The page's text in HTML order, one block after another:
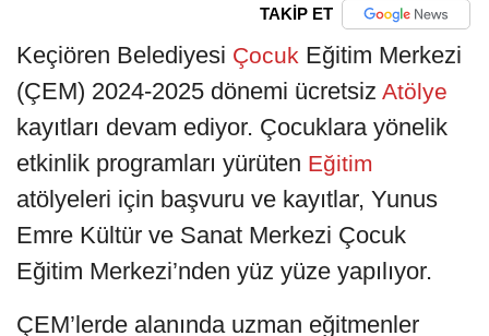
TAKİP ET
Keçiören Belediyesi Çocuk Eğitim Merkezi
(ÇEM) 2024-2025 dönemi ücretsiz Atölye
kayıtları devam ediyor. Çocuklara yönelik
etkinlik programları yürüten Eğitim
atölyeleri için başvuru ve kayıtlar, Yunus
Emre Kültür ve Sanat Merkezi Çocuk
Eğitim Merkezi’nden yüz yüze yapılıyor.
ÇEM’lerde alanında uzman eğitmenler